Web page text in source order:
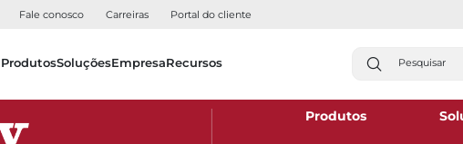
Fale conosco Carreiras Portal do cliente
ProdutosSoluçõesEmpresaRecursos
Produtos